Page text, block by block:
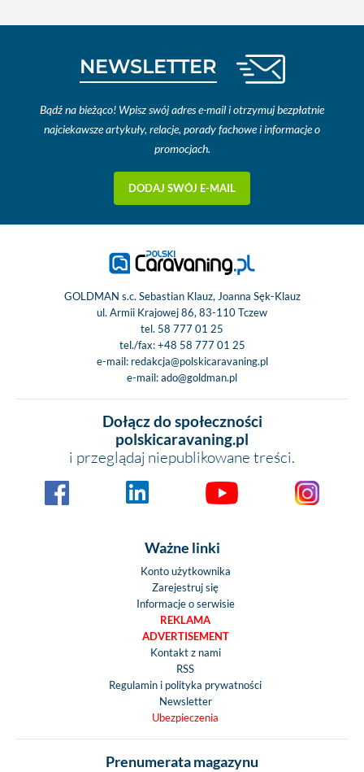
NEWSLETTER
Bądź na bieżąco! Wpisz swój adres e-mail i otrzymuj bezpłatnie
najciekawsze artykuły, relacje, porady fachowe i informacje o
promocjach.
DODAJ SWÓJ E-MAIL
GOLDMAN s.c. Sebastian Klauz, Joanna Sęk-Klauz
ul. Armii Krajowej 86, 83-110 Tczew
tel. 58 777 01 25
tel./fax:+48 58 777 01 25
e-mail: redakcja@polskicaravaning.pl
e-mail:ado@goldman.pl
Dołącz do społeczności
polskicaravaning.pl
i przeglądaj niepublikowane treści.
Ważne linki
Konto użytkownika
Zarejestruj się
Informacje o serwisie
REKLAMA
ADVERTISEMENT
Kontakt z nami
RSS
Regulamin i polityka prywatności
Newsletter
Ubezpieczenia
Prenumerata magazynu